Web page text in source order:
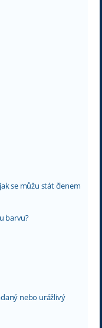
se můžu stát členem
barvu?
nebo urážlivý